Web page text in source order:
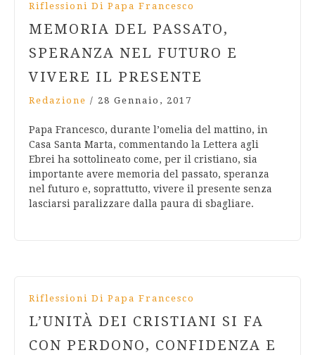
Riflessioni Di Papa Francesco
MEMORIA DEL PASSATO,
SPERANZA NEL FUTURO E
VIVERE IL PRESENTE
Redazione / 28 Gennaio, 2017
Papa Francesco, durante l’omelia del mattino, in
Casa Santa Marta, commentando la Lettera agli
Ebrei ha sottolineato come, per il cristiano, sia
importante avere memoria del passato, speranza
nel futuro e, soprattutto, vivere il presente senza
lasciarsi paralizzare dalla paura di sbagliare.
Riflessioni Di Papa Francesco
L’UNITÀ DEI CRISTIANI SI FA
CON PERDONO, CONFIDENZA E